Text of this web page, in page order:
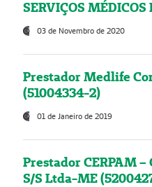
SERVIÇOS
03 de Novembro de 2020
Prestador Medlife
(51004334-2)
01 de Janeiro de 2019
Prestador CERPAM
S/S Ltda-ME